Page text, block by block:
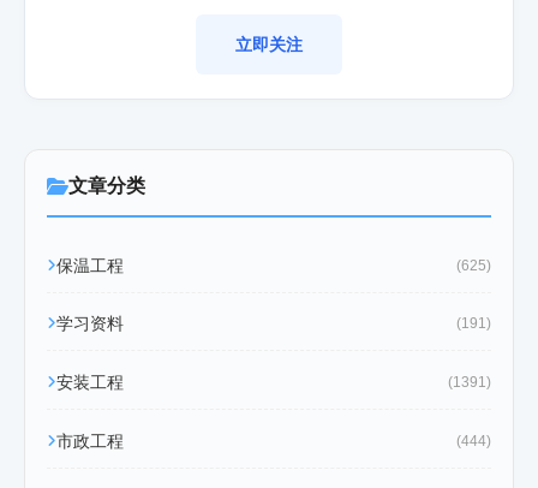
立即关注
文章分类
保温工程 (625)
学习资料 (191)
安装工程 (1391)
市政工程 (444)